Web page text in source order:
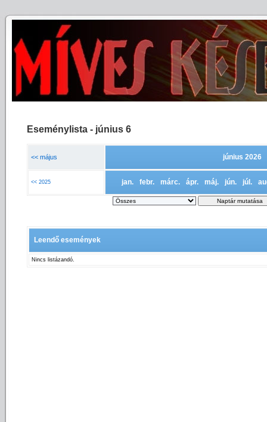
Eseménylista - június 6
<< május június 2026
<< 2025 jan. febr. márc. ápr. máj. jún. júl.
Leendő események
Nincs listázandó.